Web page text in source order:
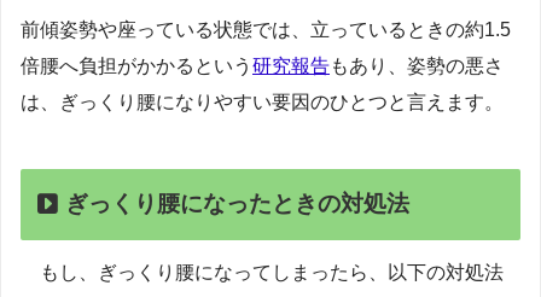
前傾姿勢や座っている状態では、立っているときの約1.5
倍腰へ負担がかかるという 研究報告もあり、姿勢の悪さ
は、ぎっくり腰になりやすい要因のひとつと言えます。
ぎっくり腰になったときの対処法
もし、ぎっくり腰になってしまったら、以下の対処法